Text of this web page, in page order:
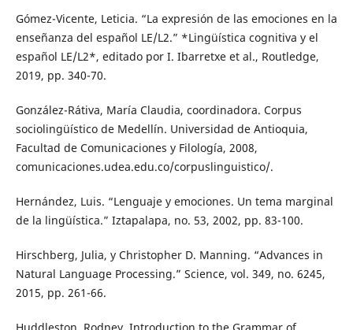
Gómez-Vicente, Leticia. “La expresión de las emociones en la
enseñanza del español LE/L2.” *Lingüística cognitiva y el
español LE/L2*, editado por I. Ibarretxe et al., Routledge,
2019, pp. 340-70.
González-Rátiva, María Claudia, coordinadora. Corpus
sociolingüístico de Medellín. Universidad de Antioquia,
Facultad de Comunicaciones y Filología, 2008,
comunicaciones.udea.edu.co/corpuslinguistico/.
Hernández, Luis. “Lenguaje y emociones. Un tema marginal
de la lingüística.” Iztapalapa, no. 53, 2002, pp. 83-100.
Hirschberg, Julia, y Christopher D. Manning. “Advances in
Natural Language Processing.” Science, vol. 349, no. 6245,
2015, pp. 261-66.